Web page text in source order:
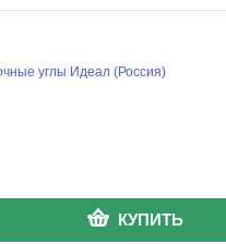
углы Идеал (Россия)
КУПИТЬ